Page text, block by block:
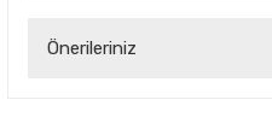
Önerileriniz